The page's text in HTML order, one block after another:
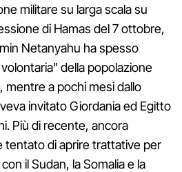
militare su larga scala su
di Hamas del 7 ottobre,
Netanyahu ha spesso
della popolazione
mentre a pochi mesi dallo
invitato Giordania ed Egitto
Più di recente, ancora
tentato di aprire trattative per
il Sudan, la Somalia e la